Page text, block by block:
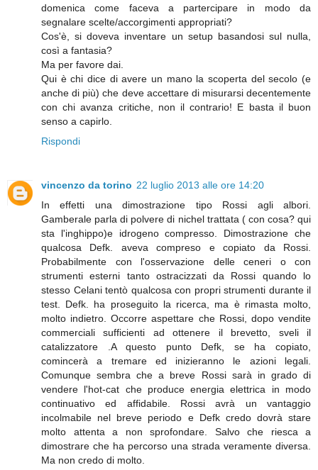
domenica come faceva a partercipare in modo da
segnalare scelte/accorgimenti appropriati?
Cos'è, si doveva inventare un setup basandosi sul nulla,
così a fantasia?
Ma per favore dai.
Qui è chi dice di avere un mano la scoperta del secolo (e
anche di più) che deve accettare di misurarsi decentemente
con chi avanza critiche, non il contrario! E basta il buon
senso a capirlo.
Rispondi
vincenzo da torino 22 luglio 2013 alle ore 14:20
In effetti una dimostrazione tipo Rossi agli albori.
Gamberale parla di polvere di nichel trattata ( con cosa? qui
sta l'inghippo)e idrogeno compresso. Dimostrazione che
qualcosa Defk. aveva compreso e copiato da Rossi.
Probabilmente con l'osservazione delle ceneri o con
strumenti esterni tanto ostracizzati da Rossi quando lo
stesso Celani tentò qualcosa con propri strumenti durante il
test. Defk. ha proseguito la ricerca, ma è rimasta molto,
molto indietro. Occorre aspettare che Rossi, dopo vendite
commerciali sufficienti ad ottenere il brevetto, sveli il
catalizzatore .A questo punto Defk, se ha copiato,
comincerà a tremare ed inizieranno le azioni legali.
Comunque sembra che a breve Rossi sarà in grado di
vendere l'hot-cat che produce energia elettrica in modo
continuativo ed affidabile. Rossi avrà un vantaggio
incolmabile nel breve periodo e Defk credo dovrà stare
molto attenta a non sprofondare. Salvo che riesca a
dimostrare che ha percorso una strada veramente diversa.
Ma non credo di molto.